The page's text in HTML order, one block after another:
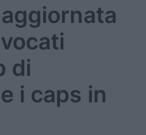
di
i caps in